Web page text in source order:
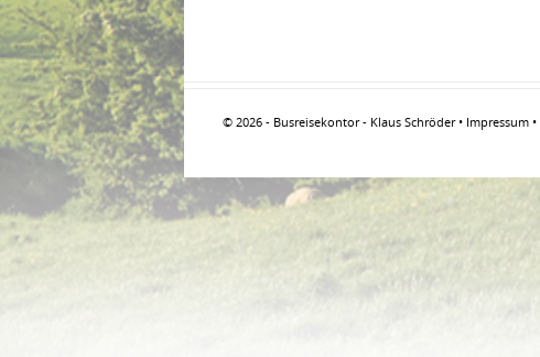
© 2026 - Busreisekontor - Klaus Schröder • Impressum •